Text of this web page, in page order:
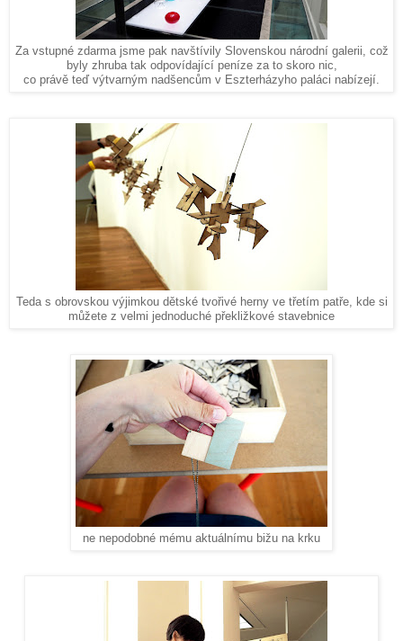
Za vstupné zdarma jsme pak navštívily Slovenskou národní galerii, což
byly zhruba tak odpovídající peníze za to skoro nic,
co právě teď výtvarným nadšencům v Eszterházyho paláci nabízejí.
Teda s obrovskou výjimkou dětské tvořivé herny ve třetím patře, kde si
můžete z velmi jednoduché překližkové stavebnice
ne nepodobné mému aktuálnímu bižu na krku